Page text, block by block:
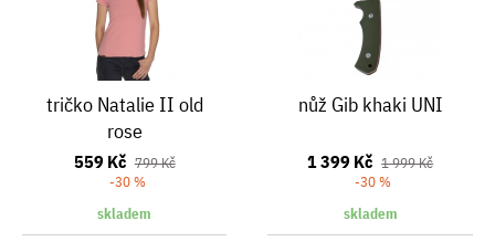
tričko Natalie II old
rose
559 Kč 799 Kč
-30 %
skladem
nůž Gib khaki UNI
1 399 Kč 1 999 Kč
-30 %
skladem